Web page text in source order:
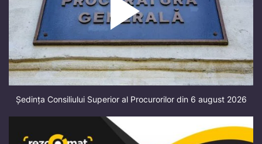
Ședința Consiliului Superior al Procurorilor din 6 august 2026